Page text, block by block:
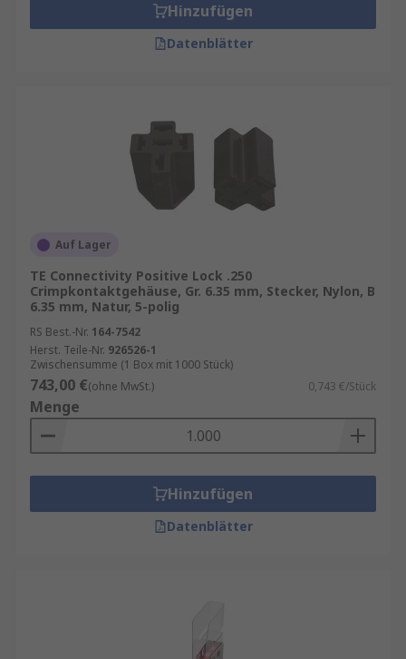
Hinzufügen
Datenblätter
Auf Lager
TE Connectivity Positive Lock .250
Crimpkontaktgehäuse, Gr. 6.35 mm, Stecker, Nylon, B
6.35 mm, Natur, 5-polig
RS Best.-Nr. 164-7542
Herst. Teile-Nr. 926526-1
Zwischensumme (1 Box mit 1000 Stück)
743,00 €(ohne MwSt.) 0,743 €/Stück
Menge
Hinzufügen
Datenblätter